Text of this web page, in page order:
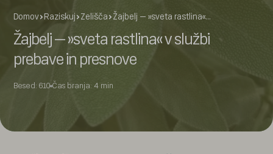
Domov Raziskuj Zelišča Žajbelj – »sveta rastlina«…
Žajbelj – »sveta rastlina« v službi
prebave in presnove
Besed: 610 Čas branja: 4 min